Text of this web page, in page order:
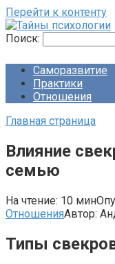
Перейти к контенту
Поиск:
Саморазвитие
Практики
Отношения
Главная страница
Влияние
семью
На чтение: 10 мин
ОтношенияАвтор:
Типы